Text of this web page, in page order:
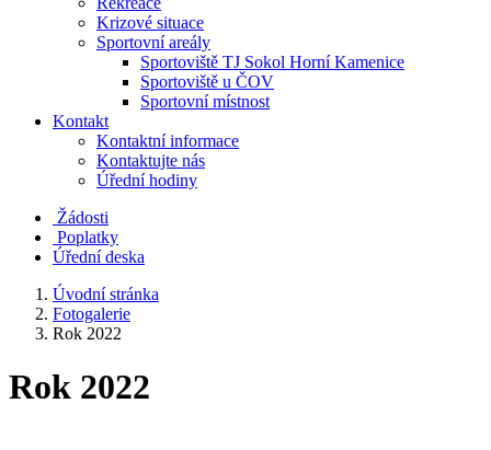
Krizové situace
Sportovní areály
Sportoviště TJ Sokol Horní Kamenice
Sportoviště u ČOV
Sportovní místnost
Kontakt
Kontaktní informace
Kontaktujte nás
Úřední hodiny
Žádosti
Poplatky
Úřední deska
Úvodní stránka
Fotogalerie
Rok 2022
Rok 2022